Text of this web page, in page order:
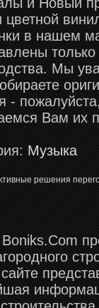
цветной
в нашем
Мы
-
Вам их
Музыка
решения